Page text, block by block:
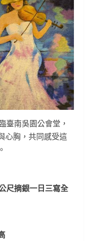
臺南吳園公會堂，
心胸，共同感受這
尺摘銀一日三寫全